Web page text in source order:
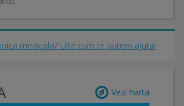
medicala? Uite cum te putem ajuta!
Vezi harta